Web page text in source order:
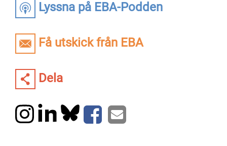
Lyssna på EBA-Podden
Få utskick från EBA
Dela